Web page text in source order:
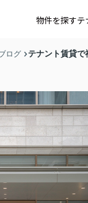
物件を探すテ
ログ テナント賃貸